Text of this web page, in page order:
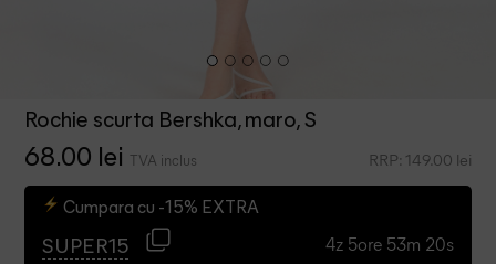
Rochie scurta Bershka, maro, S
68.00 lei TVA inclus RRP: 149.00 lei
Cumpara cu -15% EXTRA
SUPER15 4z 5ore 53m 19s